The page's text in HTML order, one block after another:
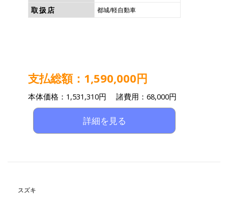
取扱店 都城/軽自動車
支払総額：1,590,000円
本体価格：1,531,310円 諸費用：68,000円
詳細を見る
スズキ